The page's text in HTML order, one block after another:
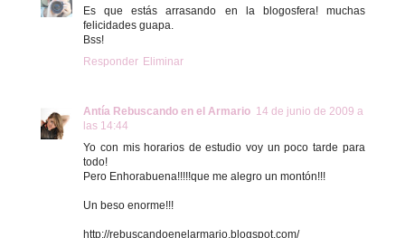
Es que estás arrasando en la blogosfera! muchas
felicidades guapa.
Bss!
Responder Eliminar
Antía Rebuscando en el Armario 14 de junio de 2009 a
las 14:44
Yo con mis horarios de estudio voy un poco tarde para
todo!
Pero Enhorabuena!!!!!que me alegro un montón!!!
Un beso enorme!!!
http://rebuscandoenelarmario.blogspot.com/